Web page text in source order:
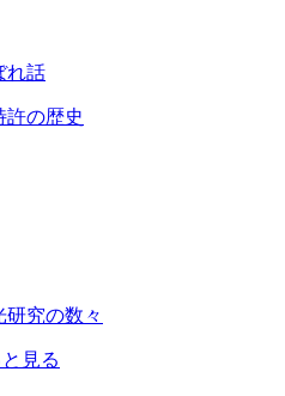
れ話
許の歴史
研究の数々
見る